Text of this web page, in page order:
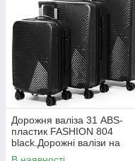
Дорожня валіза 31 ABS-
пластик FASHION 804
black.Дорожні валізи на
колесах гуртом і в роздріб в